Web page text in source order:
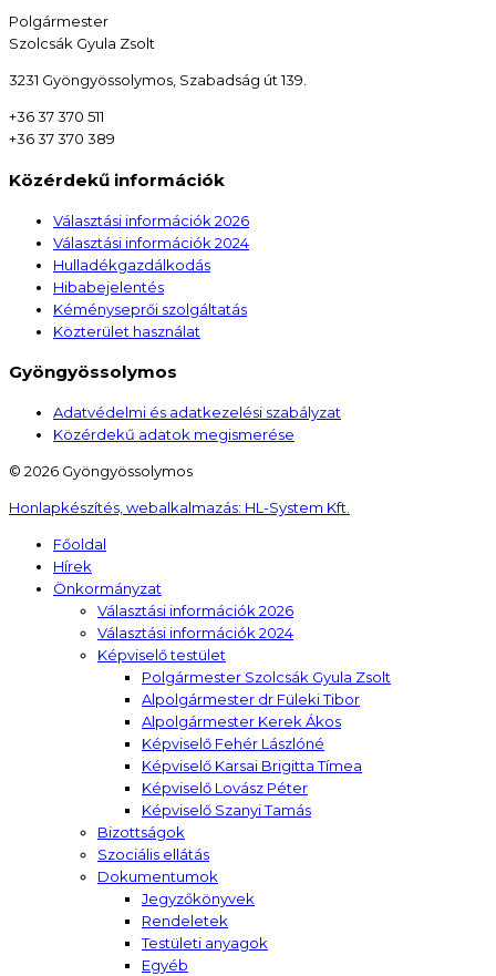
Polgármester
Szolcsák Gyula Zsolt
3231 Gyöngyössolymos, Szabadság út 139.
+36 37 370 511
+36 37 370 389
Közérdekű információk
Választási információk 2026
Választási információk 2024
Hulladékgazdálkodás
Hibabejelentés
Kéményseprői szolgáltatás
Közterület használat
Gyöngyössolymos
Adatvédelmi és adatkezelési szabályzat
Közérdekű adatok megismerése
© 2026 Gyöngyössolymos
Honlapkészítés, webalkalmazás: HL-System Kft.
Főoldal
Hírek
Önkormányzat
Választási információk 2026
Választási információk 2024
Képviselő testület
Polgármester Szolcsák Gyula Zsolt
Alpolgármester dr Füleki Tibor
Alpolgármester Kerek Ákos
Képviselő Fehér Lászlóné
Képviselő Karsai Brigitta Tímea
Képviselő Lovász Péter
Képviselő Szanyi Tamás
Bizottságok
Szociális ellátás
Dokumentumok
Jegyzőkönyvek
Rendeletek
Testületi anyagok
Egyéb